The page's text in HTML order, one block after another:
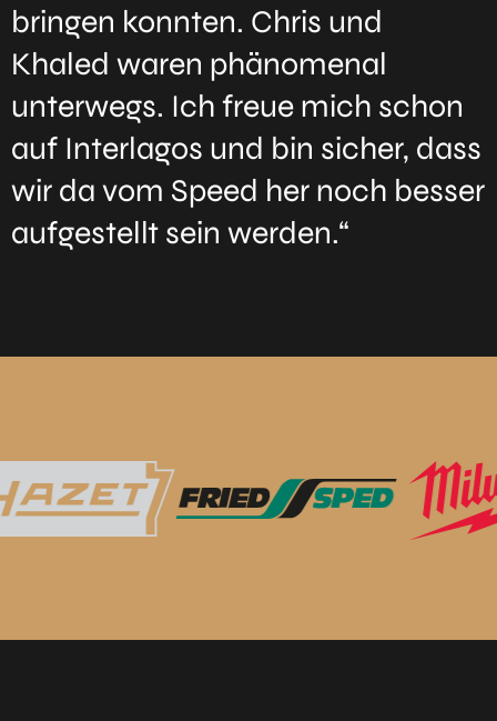
bringen konnten. Chris und
Khaled waren phänomenal
unterwegs. Ich freue mich schon
auf Interlagos und bin sicher, dass
wir da vom Speed her noch besser
aufgestellt sein werden.“